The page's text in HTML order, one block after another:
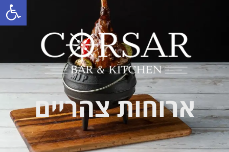
ארוחות צהריים